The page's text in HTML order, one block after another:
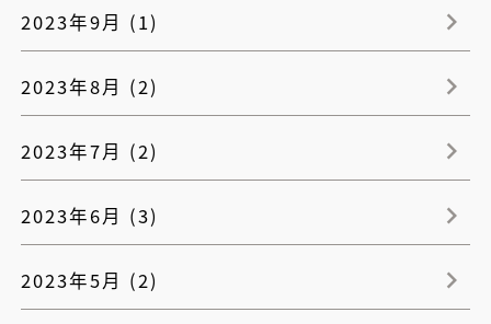
2023年9月 (1)
2023年8月 (2)
2023年7月 (2)
2023年6月 (3)
2023年5月 (2)